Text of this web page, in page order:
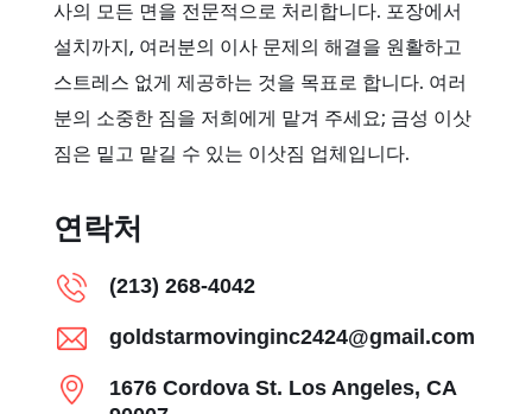
사의 모든 면을 전문적으로 처리합니다. 포장에서
설치까지, 여러분의 이사 문제의 해결을 원활하고
스트레스 없게 제공하는 것을 목표로 합니다. 여러
분의 소중한 짐을 저희에게 맡겨 주세요; 금성 이삿
짐은 밑고 맡길 수 있는 이삿짐 업체입니다.
연락처
(213) 268-4042
goldstarmovinginc2424@gmail.com
1676 Cordova St. Los Angeles, CA